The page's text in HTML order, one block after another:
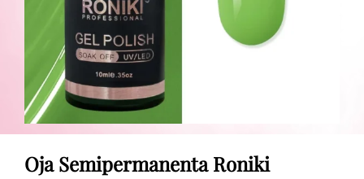
Oja Semipermanenta Roniki